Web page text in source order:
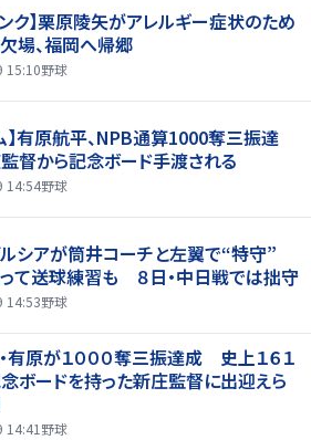
ンク】栗原陵矢がアレルギー症状のため
場、福岡へ帰郷
15:10野球
】有原航平、NPB通算1000奪三振達
から記念ボード手渡される
14:54野球
シアが筒井コーチと左翼で“特守”
て送球練習も ８日・中日戦では拙守
14:53野球
有原が１０００奪三振達成 史上１６１
ードを持った新庄監督に出迎えら
野球